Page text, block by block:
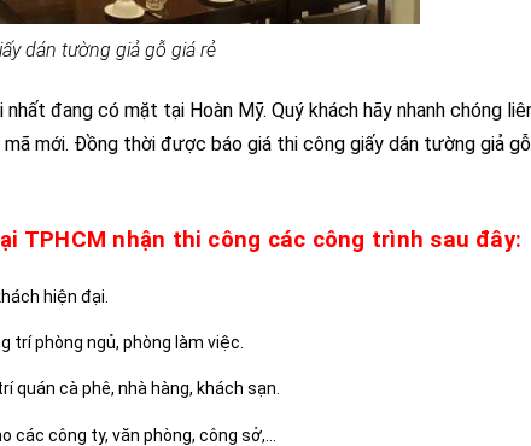
dán tường giả gỗ giá rẻ
đang có mặt tại Hoàn Mỹ. Quý khách hãy nhanh chóng
mới. Đồng thời được báo giá thi công giấy dán tường giả
TPHCM nhận thi công các công trình sau đây:
hiện đại.
trí phòng ngủ, phòng làm việc.
quán cà phê, nhà hàng, khách sạn.
các công ty, văn phòng, công sở,…